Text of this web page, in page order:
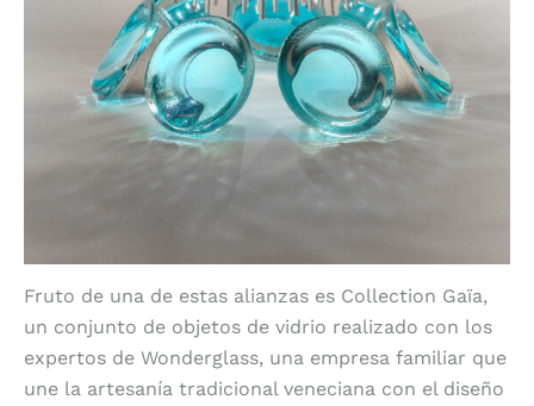
Fruto de una de estas alianzas es Collection Gaïa,
un conjunto de objetos de vidrio realizado con los
expertos de Wonderglass, una empresa familiar que
une la artesanía tradicional veneciana con el diseño